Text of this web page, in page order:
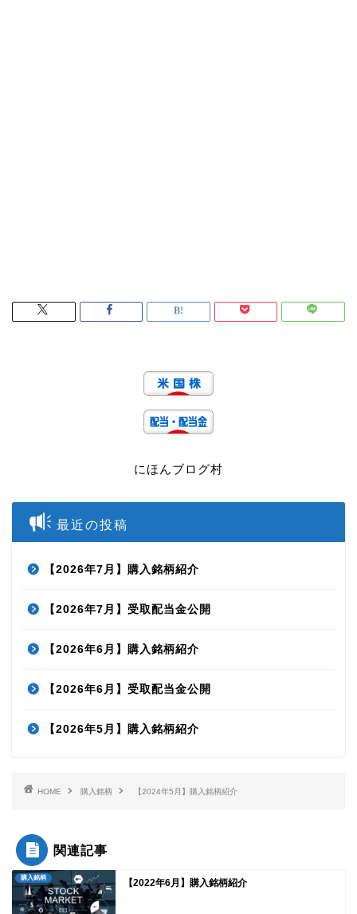
にほんブログ村
最近の投稿
【2026年7月】購入銘柄紹介
【2026年7月】受取配当金公開
【2026年6月】購入銘柄紹介
【2026年6月】受取配当金公開
【2026年5月】購入銘柄紹介
HOME 購入銘柄 【2024年5月】購入銘柄紹介
関連記事
購入銘柄 【2022年6月】購入銘柄紹介